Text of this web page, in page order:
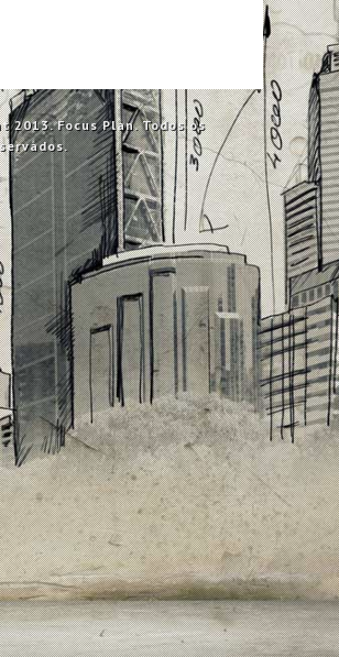
2013. Focus Plan. Todos os